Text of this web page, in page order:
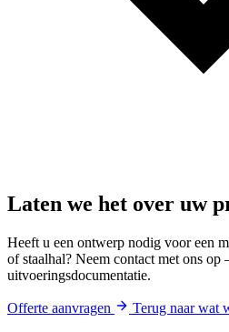
Laten we het over uw
Heeft u een ontwerp nodig voor een
of staalhal? Neem contact met ons
uitvoeringsdocumentatie.
Offerte aanvragen Terug naar wat